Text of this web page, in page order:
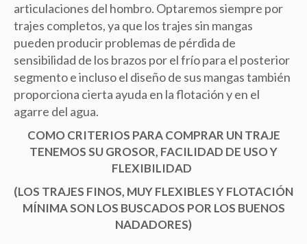
articulaciones del hombro. Optaremos siempre por
trajes completos, ya que los trajes sin mangas
pueden producir problemas de pérdida de
sensibilidad de los brazos por el frío para el posterior
segmento e incluso el diseño de sus mangas también
proporciona cierta ayuda en la flotación y en el
agarre del agua.
COMO CRITERIOS PARA COMPRAR UN TRAJE
TENEMOS SU GROSOR, FACILIDAD DE USO Y
FLEXIBILIDAD
(LOS TRAJES FINOS, MUY FLEXIBLES Y FLOTACIÓN
MÍNIMA SON LOS BUSCADOS POR LOS BUENOS
NADADORES)